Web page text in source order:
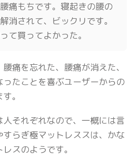
痛もちです。寝起きの腰の
消されて、ビックリです。
て買ってよかった。
痛を忘れた、腰痛が消えた、
たことを喜ぶユーザーからの
。
それぞれなので、一概には言
らぎ極マットレススは、かな
スのようです。